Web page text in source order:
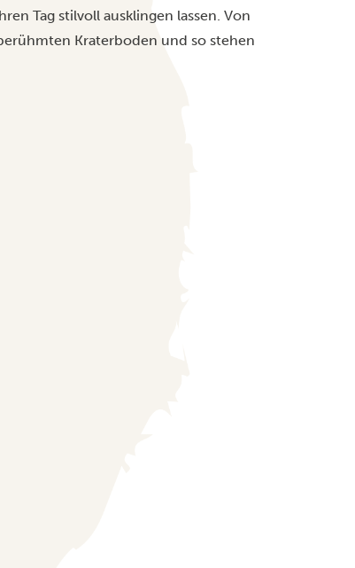
Tag stilvoll ausklingen lassen. Von
Kraterboden und so stehen